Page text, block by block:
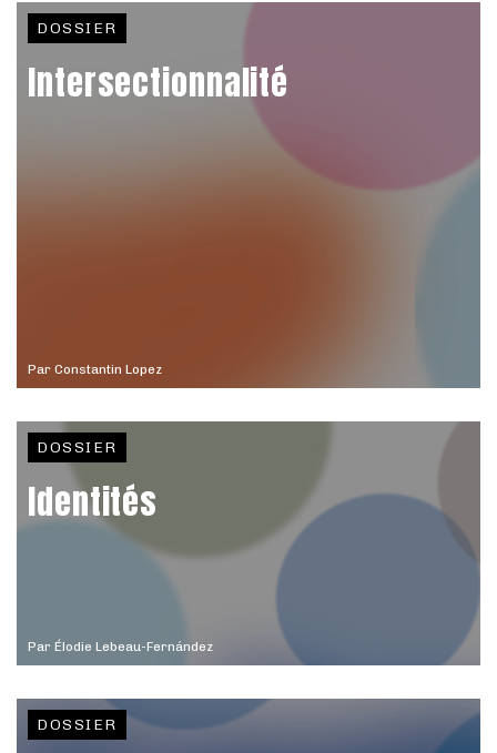
Par Constantin Lopez
DOSSIER
Intersectionnalité
Par Élodie Lebeau-Fernández
DOSSIER
Identités
DOSSIER